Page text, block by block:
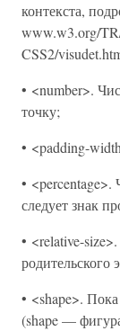
контекста,
www.w3.org/
CSS2/
• <number>.
точку;
• <padding-
• <percentage>.
следует знак
• <relative-
• <shape>.
(shape —